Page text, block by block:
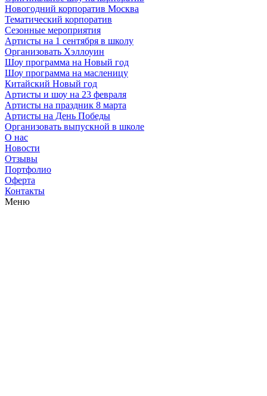
Новогодний корпоратив Москва
Тематический корпоратив
Сезонные мероприятия
Артисты на 1 сентября в школу
Организовать Хэллоуин
Шоу программа на Новый год
Шоу программа на масленицу
Китайский Новый год
Артисты и шоу на 23 февраля
Артисты на праздник 8 марта
Артисты на День Победы
Организовать выпускной в школе
О нас
Новости
Отзывы
Портфолио
Оферта
Контакты
Меню